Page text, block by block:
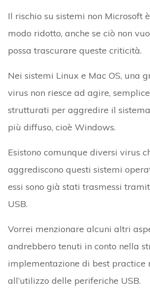
Il rischio su sistemi non Microsoft
modo ridotto, anche se ciò non
possa trascurare queste criticità.
Nei sistemi Linux e Mac OS, una
virus non riesce ad agire,
strutturati per aggredire il
più diffuso, cioè Windows.
Esistono comunque diversi virus
aggrediscono questi sistemi
essi sono già stati trasmessi
USB.
Vorrei menzionare alcuni altri
andrebbero tenuti in conto nella
implementazione di best practice
all’utilizzo delle periferiche USB.